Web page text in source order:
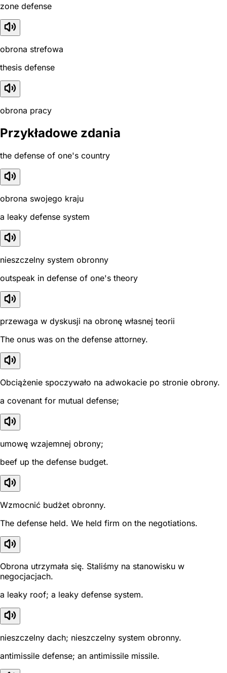
zone defense
obrona strefowa
thesis defense
obrona pracy
Przykładowe zdania
the defense of one's country
obrona swojego kraju
a leaky defense system
nieszczelny system obronny
outspeak in defense of one's theory
przewaga w dyskusji na obronę własnej teorii
The onus was on the defense attorney.
Obciążenie spoczywało na adwokacie po stronie obrony.
a covenant for mutual defense;
umowę wzajemnej obrony;
beef up the defense budget.
Wzmocnić budżet obronny.
The defense held. We held firm on the negotiations.
Obrona utrzymała się. Staliśmy na stanowisku w
negocjacjach.
a leaky roof; a leaky defense system.
nieszczelny dach; nieszczelny system obronny.
antimissile defense; an antimissile missile.